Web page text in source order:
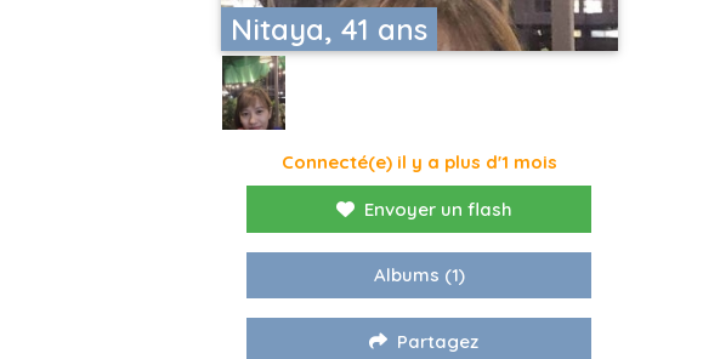
Nitaya, 41 ans
Connecté(e) il y a plus d'1 mois
Envoyer un flash
Albums (1)
Partagez